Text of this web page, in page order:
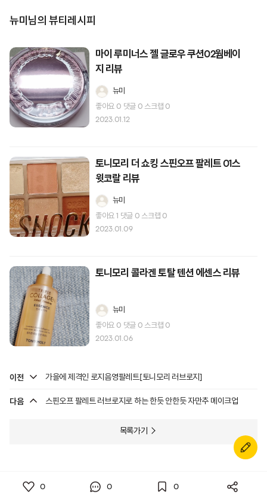
뉴미님의 뷰티레시피
마이 루미너스 젤 글로우 쿠션02웜베이
지 리뷰
뉴미
좋아요 0 댓글 0 스크랩 0
2023.01.12
토니모리 더 쇼킹 스핀오프 팔레트 01스
윗코랄 리뷰
뉴미
좋아요 1 댓글 0 스크랩 0
2023.01.09
토니모리 콜라겐 토탈 텐션 에센스 리뷰
뉴미
좋아요 0 댓글 0 스크랩 0
2023.01.06
이전 가을에 제격인 로지음영팔레트[토니모리 러브로지]
다음 스핀오프 팔레트 러브로지로 하는 한듯 안한듯 자만추 메이크업
목록가기
0 0 0